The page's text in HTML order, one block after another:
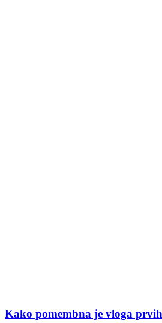
Kako pomembna je vloga